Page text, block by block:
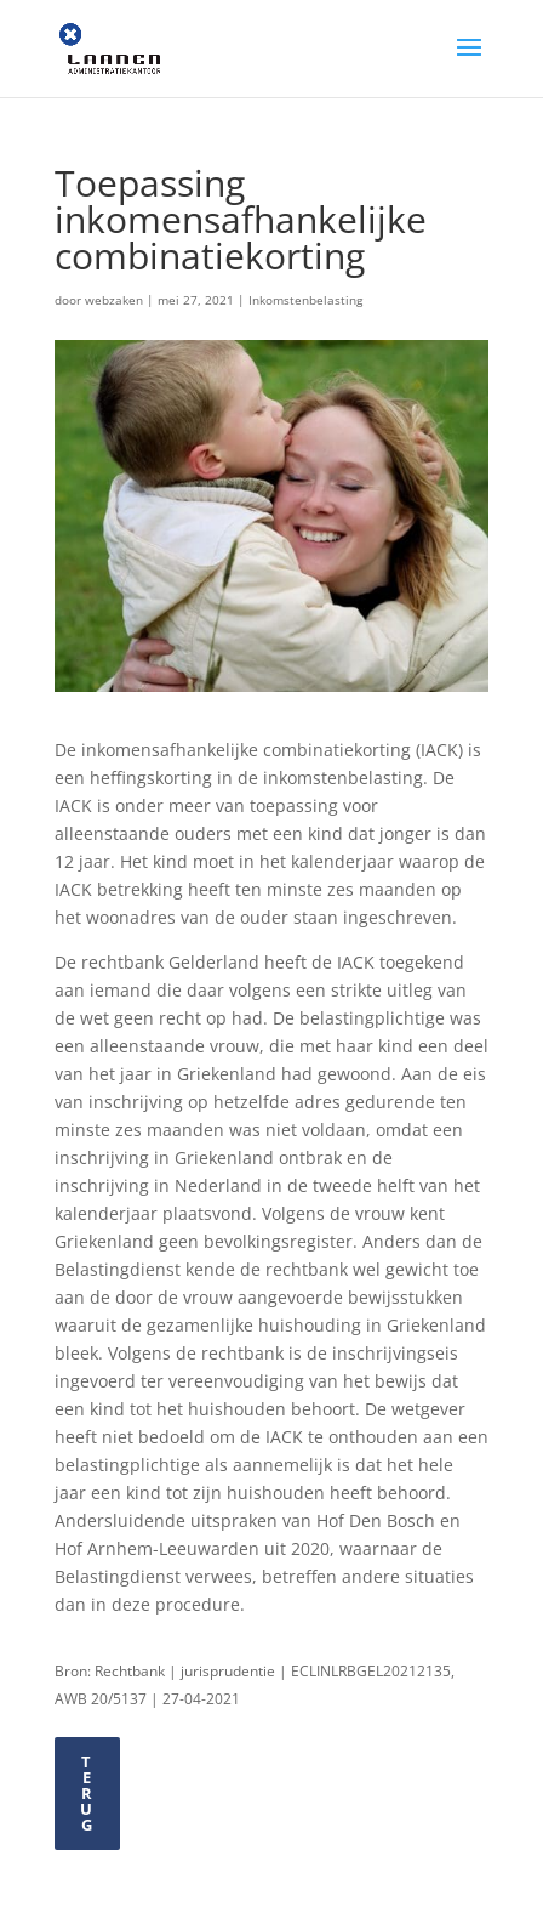
Toepassing
inkomensafhankelijke
combinatiekorting
door webzaken| mei 27, 2021 | Inkomstenbelasting
De inkomensafhankelijke combinatiekorting (IACK) is
een heffingskorting in de inkomstenbelasting. De
IACK is onder meer van toepassing voor
alleenstaande ouders met een kind dat jonger is dan
12 jaar. Het kind moet in het kalenderjaar waarop de
IACK betrekking heeft ten minste zes maanden op
het woonadres van de ouder staan ingeschreven.
De rechtbank Gelderland heeft de IACK toegekend
aan iemand die daar volgens een strikte uitleg van
de wet geen recht op had. De belastingplichtige was
een alleenstaande vrouw, die met haar kind een deel
van het jaar in Griekenland had gewoond. Aan de eis
van inschrijving op hetzelfde adres gedurende ten
minste zes maanden was niet voldaan, omdat een
inschrijving in Griekenland ontbrak en de
inschrijving in Nederland in de tweede helft van het
kalenderjaar plaatsvond. Volgens de vrouw kent
Griekenland geen bevolkingsregister. Anders dan de
Belastingdienst kende de rechtbank wel gewicht toe
aan de door de vrouw aangevoerde bewijsstukken
waaruit de gezamenlijke huishouding in Griekenland
bleek. Volgens de rechtbank is de inschrijvingseis
ingevoerd ter vereenvoudiging van het bewijs dat
een kind tot het huishouden behoort. De wetgever
heeft niet bedoeld om de IACK te onthouden aan een
belastingplichtige als aannemelijk is dat het hele
jaar een kind tot zijn huishouden heeft behoord.
Andersluidende uitspraken van Hof Den Bosch en
Hof Arnhem-Leeuwarden uit 2020, waarnaar de
Belastingdienst verwees, betreffen andere situaties
dan in deze procedure.
Bron: Rechtbank | jurisprudentie | ECLINLRBGEL20212135,
AWB 20/5137 | 27-04-2021
T
E
R
U
G